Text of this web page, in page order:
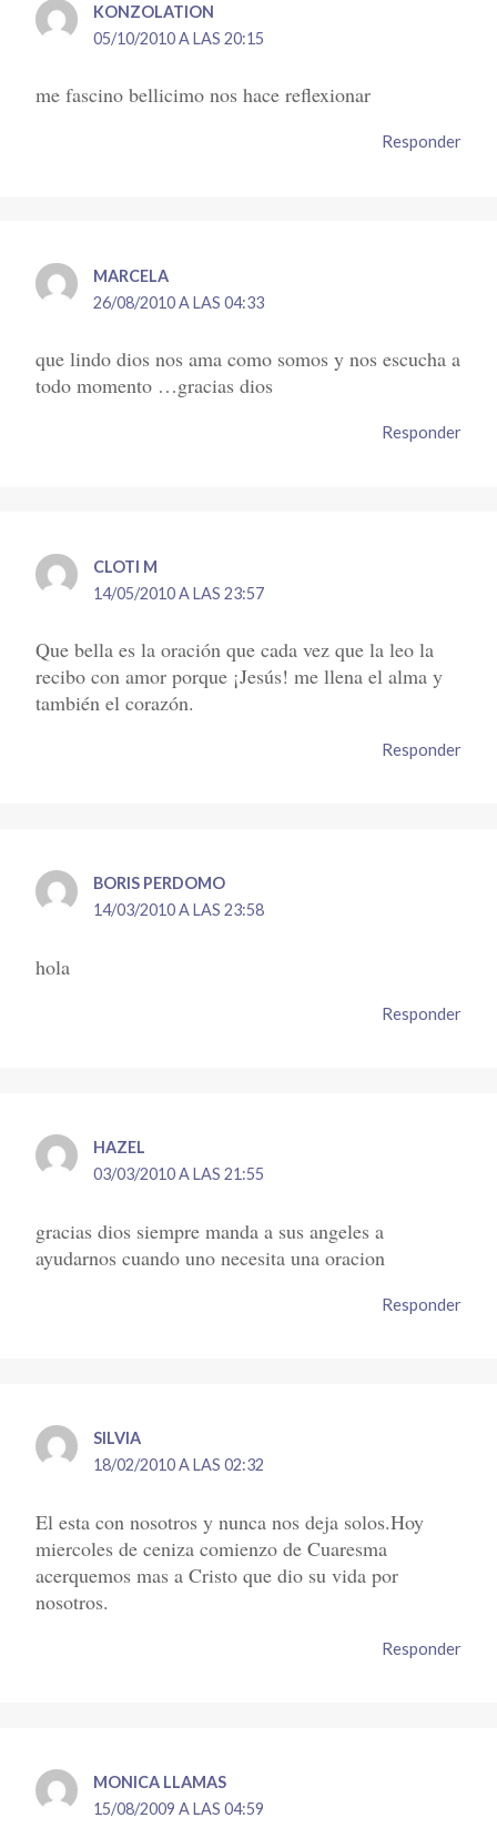
KONZOLATION
05/10/2010 A LAS 20:15
me fascino bellicimo nos hace reflexionar
Responder
MARCELA
26/08/2010 A LAS 04:33
que lindo dios nos ama como somos y nos escucha a
todo momento …gracias dios
Responder
CLOTI M
14/05/2010 A LAS 23:57
Que bella es la oración que cada vez que la leo la
recibo con amor porque ¡Jesús! me llena el alma y
también el corazón.
Responder
BORIS PERDOMO
14/03/2010 A LAS 23:58
hola
Responder
HAZEL
03/03/2010 A LAS 21:55
gracias dios siempre manda a sus angeles a
ayudarnos cuando uno necesita una oracion
Responder
SILVIA
18/02/2010 A LAS 02:32
El esta con nosotros y nunca nos deja solos.Hoy
miercoles de ceniza comienzo de Cuaresma
acerquemos mas a Cristo que dio su vida por
nosotros.
Responder
MONICA LLAMAS
15/08/2009 A LAS 04:59